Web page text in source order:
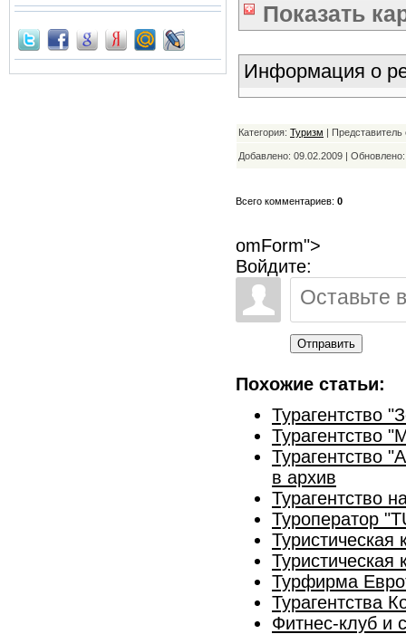
Показать
Информация о
Категория: Туризм | Представитель
Добавлено: 09.02.2009 |
Всего комментариев: 0
omForm">
Войдите:
Отправить
Похожие статьи:
Турагентство
Турагентство
Турагентство
в архив
Турагентство
Туроператор
Туристическая
Турфирма
Турагентства
Фитнес-клуб и